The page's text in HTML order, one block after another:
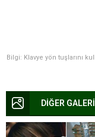
Bilgi: Klavye yön tuşlarını
DİĞER